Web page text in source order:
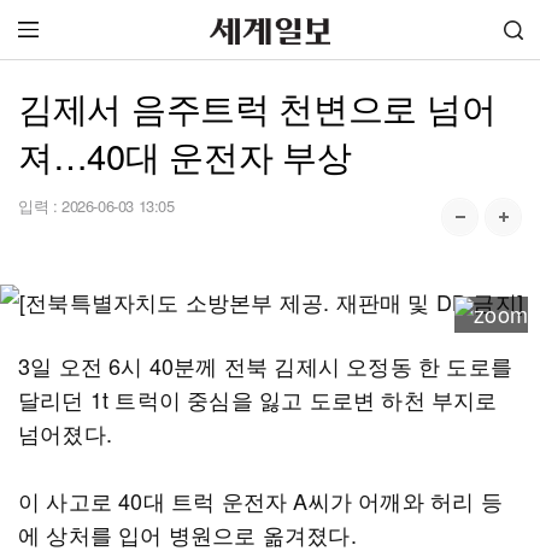
김제서 음주트럭 천변으로 넘어
져…40대 운전자 부상
입력 : 2026-06-03 13:05
3일 오전 6시 40분께 전북 김제시 오정동 한 도로를
달리던 1t 트럭이 중심을 잃고 도로변 하천 부지로
넘어졌다.
이 사고로 40대 트럭 운전자 A씨가 어깨와 허리 등
에 상처를 입어 병원으로 옮겨졌다.